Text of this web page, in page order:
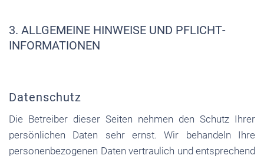
3. ALLGEMEINE HINWEISE UND PFLICHT­
INFORMATIONEN
Datenschutz
Die Betreiber dieser Seiten nehmen den Schutz Ihrer
persönlichen Daten sehr ernst. Wir behandeln Ihre
personenbezogenen Daten vertraulich und entsprechend